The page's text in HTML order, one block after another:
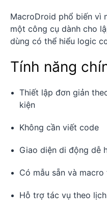
MacroDroid phổ biến vì
một công cụ dành cho
dùng có thể hiểu logic
Tính năng
Thiết lập đơn giản
kiện
Không cần viết code
Giao diện di động dễ
Có mẫu sẵn và
Hỗ trợ tác vụ theo lịch